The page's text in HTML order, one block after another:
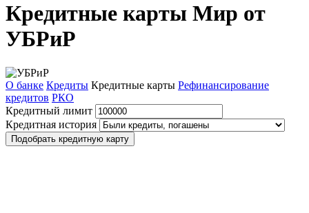
Кредитные карты Мир от
УБРиР
О банке Кредиты Кредитные карты Рефинансирование
кредитов РКО
Кредитный лимит
Кредитная история
Подобрать кредитную карту